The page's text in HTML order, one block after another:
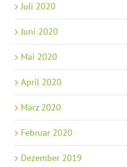
Juli 2020
Juni 2020
Mai 2020
April 2020
März 2020
Februar 2020
Dezember 2019